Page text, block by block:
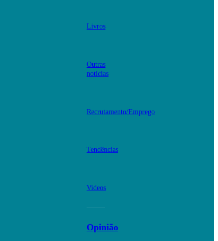
Livros
Outras
notícias
Recrutamento/Emprego
Tendências
Videos
Opinião